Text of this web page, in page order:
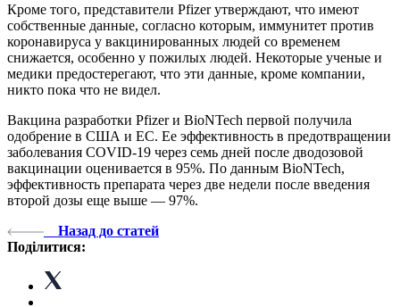
Кроме того, представители Pfizer утверждают, что имеют
собственные данные, согласно которым, иммунитет против
коронавируса у вакцинированных людей со временем
снижается, особенно у пожилых людей. Некоторые ученые и
медики предостерегают, что эти данные, кроме компании,
никто пока что не видел.
Вакцина разработки Pfizer и BioNTech первой получила
одобрение в США и ЕС. Ее эффективность в предотвращении
заболевания COVID-19 через семь дней после дводозовой
вакцинации оценивается в 95%. По данным BioNTech,
эффективность препарата через две недели после введения
второй дозы еще выше — 97%.
Назад до статей
Поділитися: